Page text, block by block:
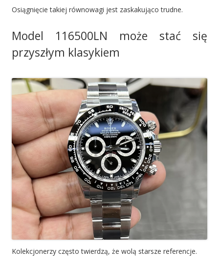
Osiągnięcie takiej równowagi jest zaskakująco trudne.
Model 116500LN może stać się
przyszłym klasykiem
Kolekcjonerzy często twierdzą, że wolą starsze referencje.